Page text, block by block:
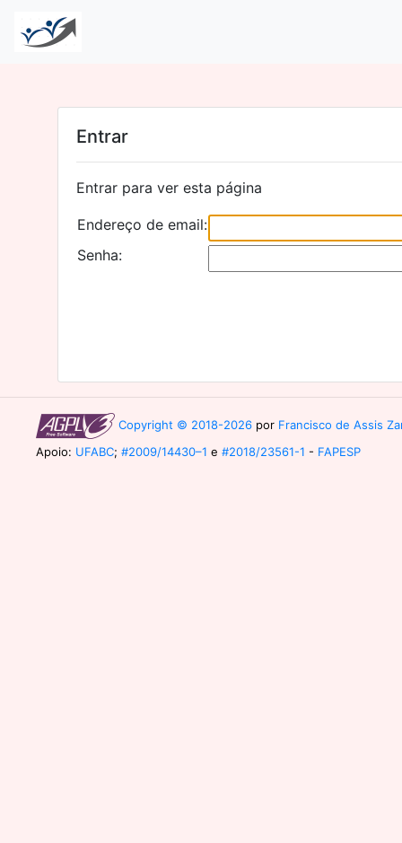
Entrar
Entrar para ver esta página
Endereço de email:
Senha:
Copyright © 2018-2026 por Francisco de Assis
Apoio: UFABC; #2009/14430–1 e #2018/23561-1 - FAPESP